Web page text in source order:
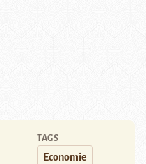
TAGS
Economie